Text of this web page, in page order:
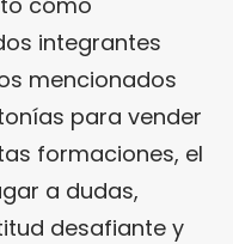
integrantes
mencionados
para vender
formaciones, el
a dudas,
desafiante y